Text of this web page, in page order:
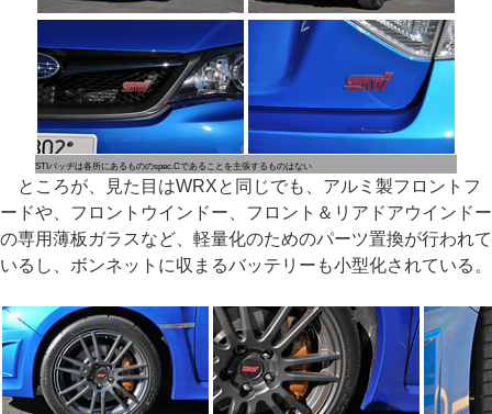
STIバッヂは各所にあるもののspec.Cであることを主張するものはない
ところが、見た目はWRXと同じでも、アルミ製フロントフ
ードや、フロントウインドー、フロント＆リアドアウインドー
の専用薄板ガラスなど、軽量化のためのパーツ置換が行われて
いるし、ボンネットに収まるバッテリーも小型化されている。